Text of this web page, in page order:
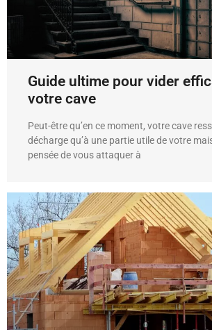
Guide ultime pour vider
votre cave
Peut-être qu’en ce moment, votre cave
décharge qu’à une partie utile de votre
pensée de vous attaquer à